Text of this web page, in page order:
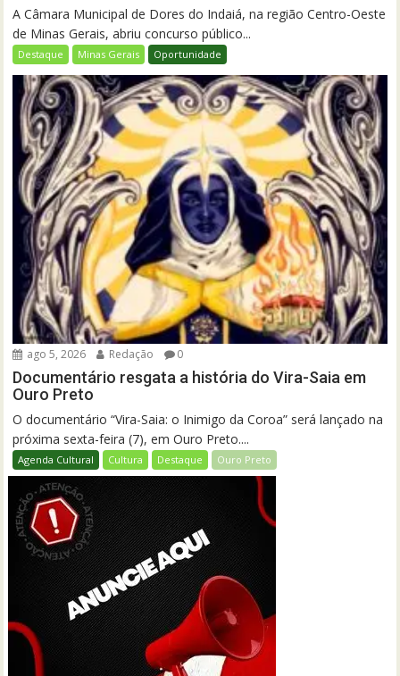
A Câmara Municipal de Dores do Indaiá, na região Centro-Oeste
de Minas Gerais, abriu concurso público...
Destaque Minas Gerais Oportunidade
ago 5, 2026 Redação 0
Documentário resgata a história do Vira-Saia em
Ouro Preto
O documentário “Vira-Saia: o Inimigo da Coroa” será lançado na
próxima sexta-feira (7), em Ouro Preto....
Agenda Cultural Cultura Destaque Ouro Preto